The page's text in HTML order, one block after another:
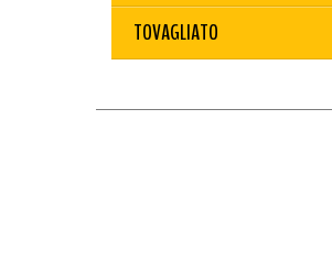
TOVAGLIATO